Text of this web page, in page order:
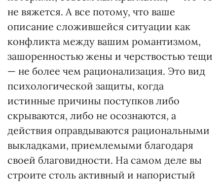
не вяжется. А все потому, что ваше
описание сложившейся ситуации как
конфликта между вашим романтизмом,
зашоренностью жены и черствостью тещи
— не более чем рационализация. Это вид
психологической защиты, когда
истинные причины поступков либо
скрываются, либо не осознаются, а
действия оправдываются рациональными
выкладками, приемлемыми благодаря
своей благовидности. На самом деле вы
строите столь активный и напористый